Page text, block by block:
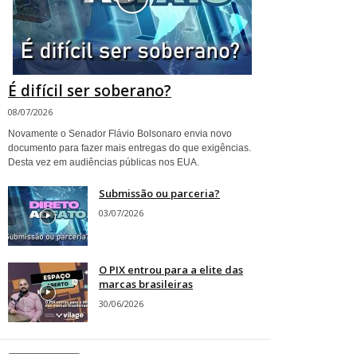
É difícil ser soberano?
08/07/2026
Novamente o Senador Flávio Bolsonaro envia novo
documento para fazer mais entregas do que exigências.
Desta vez em audiências públicas nos EUA.
Submissão ou parceria?
03/07/2026
O PIX entrou para a elite das
marcas brasileiras
30/06/2026